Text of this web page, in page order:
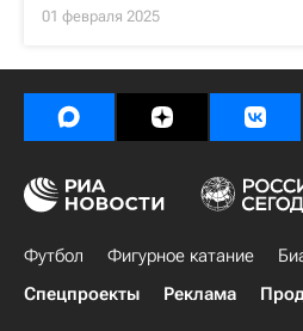
01 февраля 2025
Футбол Фигурное катание
Спецпроекты
Реклама